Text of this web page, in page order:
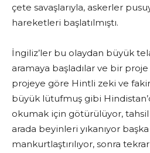
çete savaşlarıyla, askerler
hareketleri başlatılmıştı.
İngiliz’ler bu olaydan büyük
aramaya başladılar ve bir
projeye göre Hintli zeki ve
büyük lütufmuş gibi
okumak için götürülüyor, tahsil
arada beyinleri yıkanıyor
mankurtlaştırılıyor, sonra